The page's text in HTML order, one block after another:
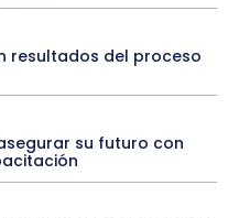
resultados del proceso
su futuro con